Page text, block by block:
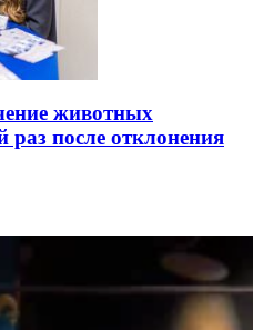
животных
раз после отклонения